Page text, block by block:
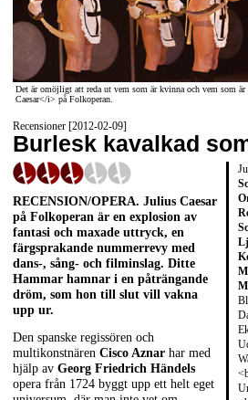
Det är omöjligt att reda ut vem som är kvinna och vem som
Caesar</i> på Folkoperan.
Recensioner [2012-02-09]
Burlesk kavalkad
RECENSION/OPERA. Julius Caesar
på Folkoperan är en explosion av
fantasi och maxade uttryck, en
färgsprakande nummerrevy med
dans-, sång- och filminslag. Ditte
Hammar hamnar i en påträngande
dröm, som hon till slut vill vakna
upp ur.
Den spanske regissören och
multikonstnären Cisco Aznar har med
hjälp av Georg Friedrich Händels
opera från 1724 byggt upp ett helt eget